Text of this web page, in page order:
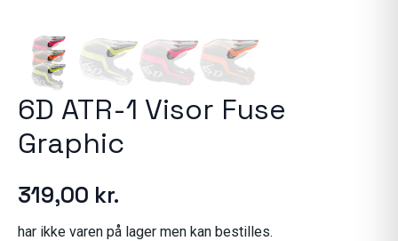
6D ATR-1 Visor Fuse
Graphic
319,00 kr.
har ikke varen på lager men kan bestilles.